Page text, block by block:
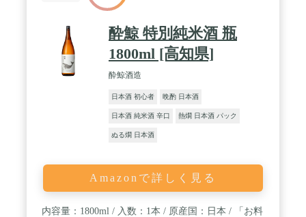
酔鯨 特別純米酒 瓶
1800ml [高知県]
酔鯨酒造
日本酒 初心者 晩酌 日本酒
日本酒 純米酒 辛口 熱燗 日本酒 パック
ぬる燗 日本酒
Amazonで詳しく見る
内容量：1800ml / 入数：1本 / 原産国：日本 / 「お料